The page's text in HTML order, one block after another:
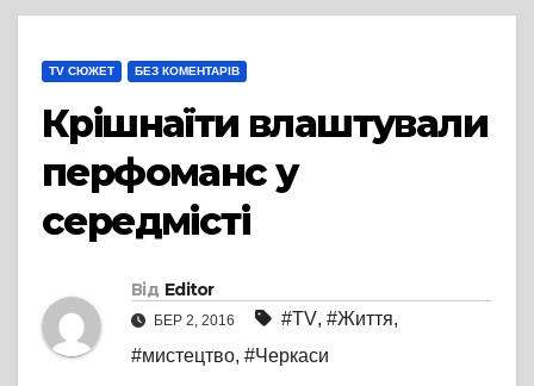
TV СЮЖЕТ БЕЗ КОМЕНТАРІВ
Крішнаїти влаштували
перфоманс у
середмісті
Від Editor
БЕР 2, 2016 #TV, #Життя,
#мистецтво, #Черкаси